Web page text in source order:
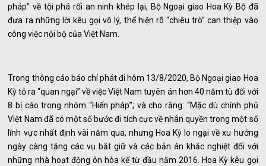
pháp” về tội phá rối an ninh khép lại, Bộ Ngoại giao Hoa Kỳ Bộ đã
đưa ra những lời kêu gọi vô lý, thể hiện rõ “chiêu trò” can thiệp vào
công việc nội bộ của Việt Nam.
Trong thông cáo báo chí phát đi hôm 13/8/2020, Bộ Ngoại giao Hoa
Kỳ tỏ ra “quan ngại” về việc Việt Nam tuyên án hơn 40 năm tù đối với
8 bị cáo trong nhóm “Hiến pháp”; và cho rằng: “Mặc dù chính phủ
Việt Nam đã có một số bước đi tích cực về nhân quyền trong một số
lĩnh vực nhất định vài năm qua, nhưng Hoa Kỳ lo ngại về xu hướng
ngày càng tăng các vụ bắt giữ và các bản án khắc nghiệt đối với
những nhà hoạt động ôn hòa kể từ đầu năm 2016. Hoa Kỳ kêu gọi